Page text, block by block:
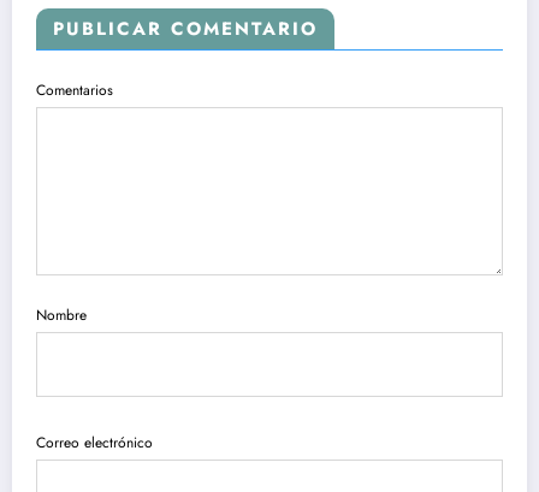
PUBLICAR COMENTARIO
Comentarios
Nombre
Correo electrónico